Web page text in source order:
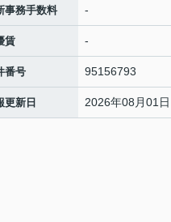
事務手数料 -
賃 -
番号 95156793
更新日 2026年08月01日